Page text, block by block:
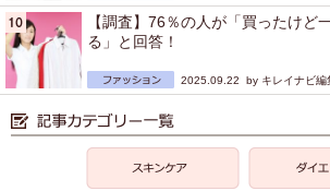
【調査】76％の人が「買ったけど
る」と回答！
2025.09.22 by キレイナビ編